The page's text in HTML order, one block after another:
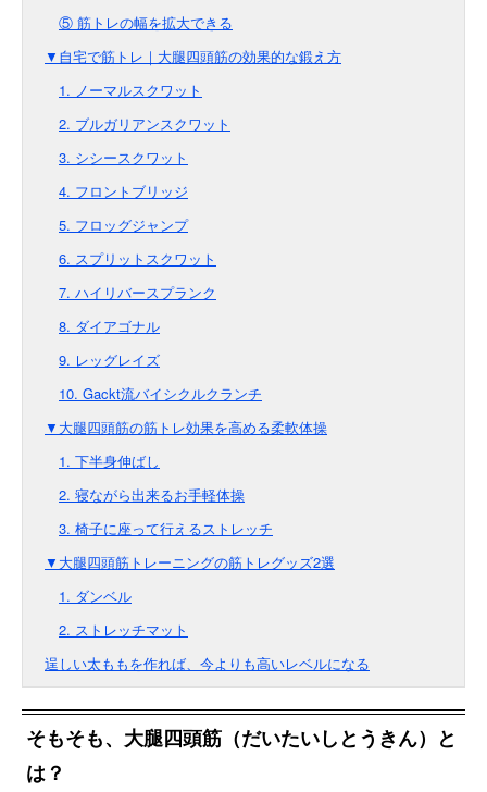
⑤ 筋トレの幅を拡大できる
▼自宅で筋トレ｜大腿四頭筋の効果的な鍛え方
1. ノーマルスクワット
2. ブルガリアンスクワット
3. シシースクワット
4. フロントブリッジ
5. フロッグジャンプ
6. スプリットスクワット
7. ハイリバースプランク
8. ダイアゴナル
9. レッグレイズ
10. Gackt流バイシクルクランチ
▼大腿四頭筋の筋トレ効果を高める柔軟体操
1. 下半身伸ばし
2. 寝ながら出来るお手軽体操
3. 椅子に座って行えるストレッチ
▼大腿四頭筋トレーニングの筋トレグッズ2選
1. ダンベル
2. ストレッチマット
逞しい太ももを作れば、今よりも高いレベルになる
そもそも、大腿四頭筋（だいたいしとうきん）と
は？